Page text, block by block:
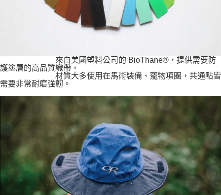
來自美國塑料公司的 BioThane®，提供需要防
護塗層的高品質織帶，
材質大多使用在馬術裝備、寵物項圈，共通點皆
需要非常耐磨強韌。